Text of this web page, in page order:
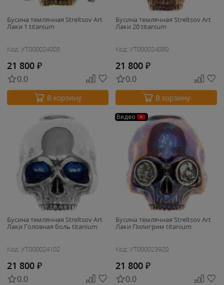
Бусина темлячная Streltsov Art
Лаки 1 titanium
Код: УТ000024008
21 800 ₽
0.0
В корзину
Бусина темлячная Streltsov Art
Лаки 20 titanium
Код: УТ000024080
21 800 ₽
0.0
В корзину
Бусина темлячная Streltsov Art
Лаки Головная боль titanium
Код: УТ000024102
21 800 ₽
0.0
Видео
Бусина темлячная Streltsov Art
Лаки Пилигрим titanium
Код: УТ000023920
21 800 ₽
0.0